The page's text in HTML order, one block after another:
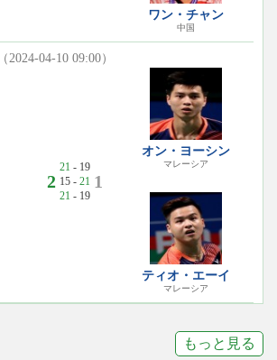
ワン・チャン
中国
（2024-04-10 09:00）
2
21 - 19
15 - 21
21 - 19
1
オン・ヨーシン
マレーシア
ティオ・エーイ
マレーシア
もっと見る